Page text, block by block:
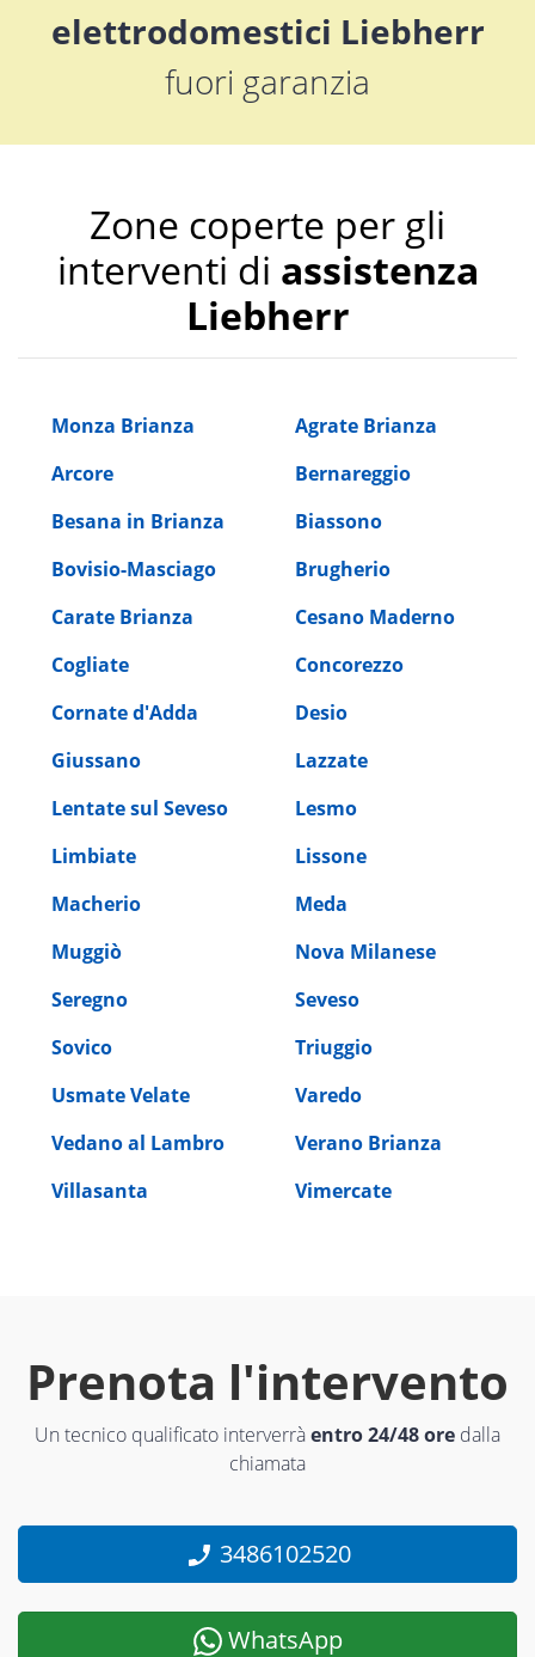
elettrodomestici Liebherr
fuori garanzia
Zone coperte per gli
interventi di assistenza
Liebherr
Monza Brianza
Agrate Brianza
Arcore
Bernareggio
Besana in Brianza
Biassono
Bovisio-Masciago
Brugherio
Carate Brianza
Cesano Maderno
Cogliate
Concorezzo
Cornate d'Adda
Desio
Giussano
Lazzate
Lentate sul Seveso
Lesmo
Limbiate
Lissone
Macherio
Meda
Muggiò
Nova Milanese
Seregno
Seveso
Sovico
Triuggio
Usmate Velate
Varedo
Vedano al Lambro
Verano Brianza
Villasanta
Vimercate
Prenota l'intervento
Un tecnico qualificato interverràentro 24/48 ore dalla
chiamata
3486102520
WhatsApp